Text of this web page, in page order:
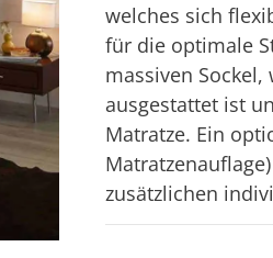
welches sich
für die optimale
massiven
ausgestattet ist
Matratze. Ein
zusätzlichen